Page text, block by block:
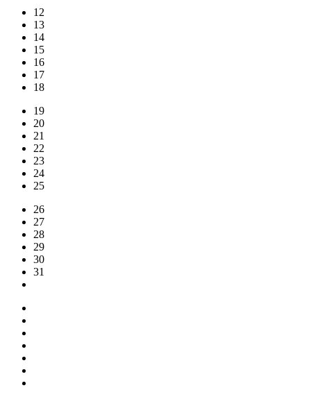
12
13
14
15
16
17
18
19
20
21
22
23
24
25
26
27
28
29
30
31